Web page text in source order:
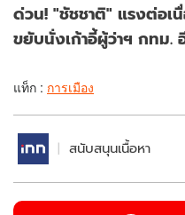
ด่วน! "ชัชชาติ" แรงต่อเ
ขยับนั่งเก้าอี้ผู้ว่าฯ กทม.
แท็ก : การเมือง
สนับสนุนเนื้อหา